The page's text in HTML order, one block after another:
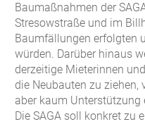
Baumaßnahmen der
Stresowstraße und im
Baumfällungen erfolgten
würden. Darüber hinaus
derzeitige Mieterinnen
die Neubauten zu ziehen,
aber kaum Unterstützung
Die SAGA soll konkret zu